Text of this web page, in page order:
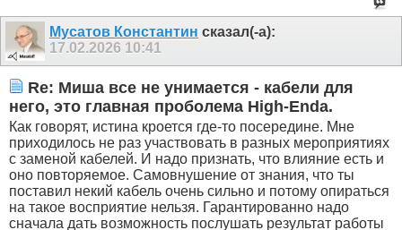
Мусатов Константин сказал(-а):
17.02.2026 10:41
Re: Миша все не унимается - кабели для
него, это главная проболема High-Enda.
Как говорят, истина кроется где-то посередине. Мне
приходилось не раз участвовать в разных мероприятиях
с заменой кабелей. И надо признать, что влияние есть и
оно повторяемое. Самовнушение от знания, что ты
поставил некий кабель очень сильно и потому опираться
на такое восприятие нельзя. Гарантированно надо
сначала дать возможность послушать результат работы